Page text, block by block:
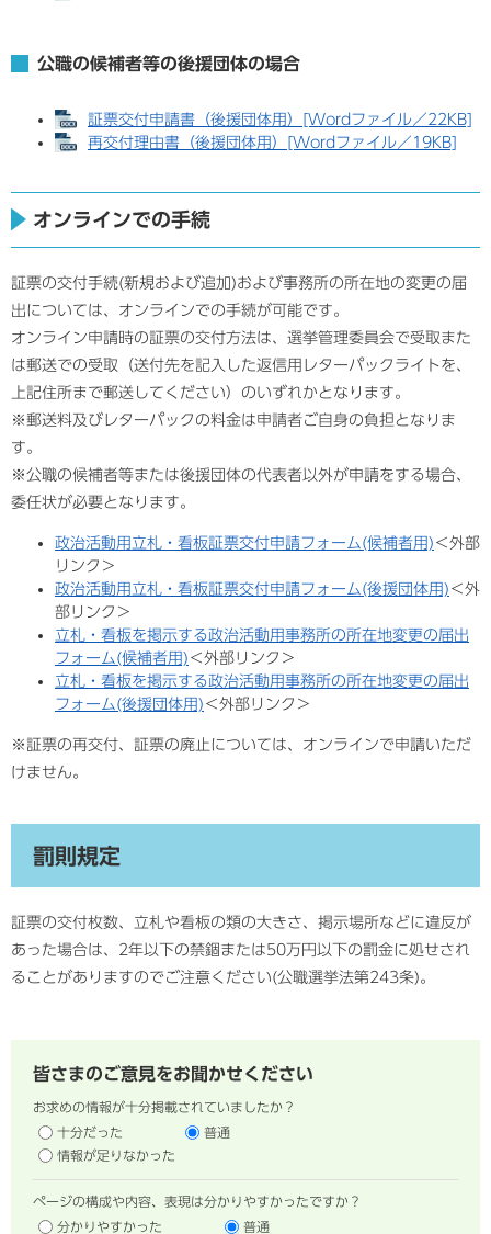
公職の候補者等の後援団体の場合
証票交付申請書（後援団体用）[Wordファイル／22KB]
再交付理由書（後援団体用）[Wordファイル／19KB]
オンラインでの手続
証票の交付手続(新規および追加)および事務所の所在地の変更の届
出については、オンラインでの手続が可能です。
オンライン申請時の証票の交付方法は、選挙管理委員会で受取また
は郵送での受取（送付先を記入した返信用レターパックライトを、
上記住所まで郵送してください）のいずれかとなります。
※郵送料及びレターパックの料金は申請者ご自身の負担となりま
す。
※公職の候補者等または後援団体の代表者以外が申請をする場合、
委任状が必要となります。
政治活動用立札・看板証票交付申請フォーム(候補者用) ＜外部
リンク＞
政治活動用立札・看板証票交付申請フォーム(後援団体用) ＜外
部リンク＞
立札・看板を掲示する政治活動用事務所の所在地変更の届出
フォーム(候補者用) ＜外部リンク＞
立札・看板を掲示する政治活動用事務所の所在地変更の届出
フォーム(後援団体用) ＜外部リンク＞
※証票の再交付、証票の廃止については、オンラインで申請いただ
けません。
罰則規定
証票の交付枚数、立札や看板の類の大きさ、掲示場所などに違反が
あった場合は、2年以下の禁錮または50万円以下の罰金に処せされ
ることがありますのでご注意ください(公職選挙法第243条)。
皆さまのご意見をお聞かせください
お求めの情報が十分掲載されていましたか？
十分だった
普通
情報が足りなかった
ページの構成や内容、表現は分かりやすかったですか？
分かりやすかった
普通